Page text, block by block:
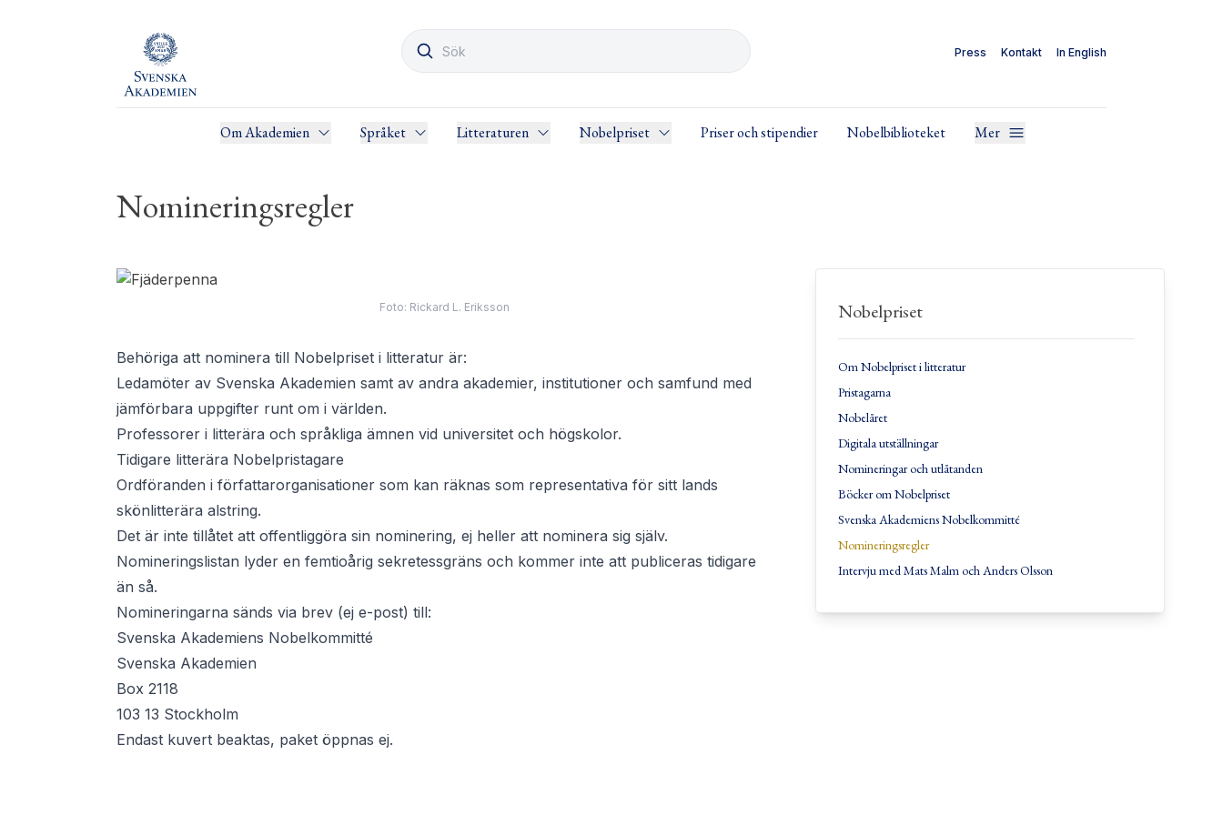
Press Kontakt In English
Om Akademien Språket Litteraturen Nobelpriset Priser och stipendier Nobelbiblioteket Mer
Nomineringsregler
Foto: Rickard L. Eriksson
Behöriga att nominera till Nobelpriset i litteratur är:
Ledamöter av Svenska Akademien samt av andra akademier, institutioner och samfund med
jämförbara uppgifter runt om i världen.
Professorer i litterära och språkliga ämnen vid universitet och högskolor.
Tidigare litterära Nobelpristagare
Ordföranden i författarorganisationer som kan räknas som representativa för sitt lands
skönlitterära alstring.
Det är inte tillåtet att offentliggöra sin nominering, ej heller att nominera sig själv.
Nomineringslistan lyder en femtioårig sekretessgräns och kommer inte att publiceras tidigare
än så.
Nomineringarna sänds via brev (ej e-post) till:
Svenska Akademiens Nobelkommitté
Svenska Akademien
Box 2118
103 13 Stockholm
Endast kuvert beaktas, paket öppnas ej.
Nobelpriset
Om Nobelpriset i litteratur
Pristagarna
Nobelåret
Digitala utställningar
Nomineringar och utlåtanden
Böcker om Nobelpriset
Svenska Akademiens Nobelkommitté
Nomineringsregler
Intervju med Mats Malm och Anders Olsson